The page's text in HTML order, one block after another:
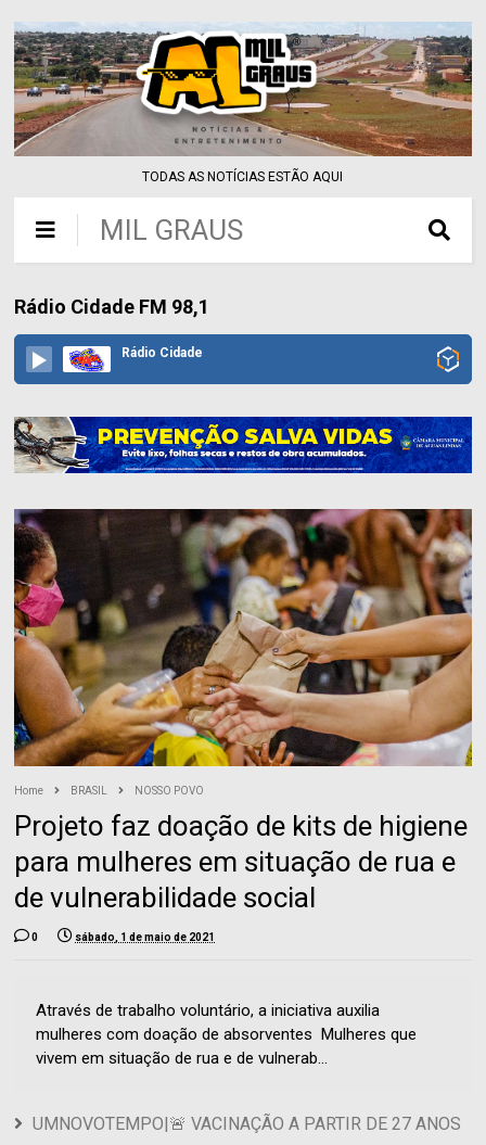
TODAS AS NOTÍCIAS ESTÃO AQUI
MIL GRAUS
Rádio Cidade FM 98,1
Rádio Cidade
Home BRASIL NOSSO POVO
Projeto faz doação de kits de higiene
para mulheres em situação de rua e
de vulnerabilidade social
0 sábado, 1 de maio de 2021
Através de trabalho voluntário, a iniciativa auxilia
mulheres com doação de absorventes Mulheres que
vivem em situação de rua e de vulnerab...
UMNOVOTEMPO|🚨 VACINAÇÃO A PARTIR DE 27 ANOS